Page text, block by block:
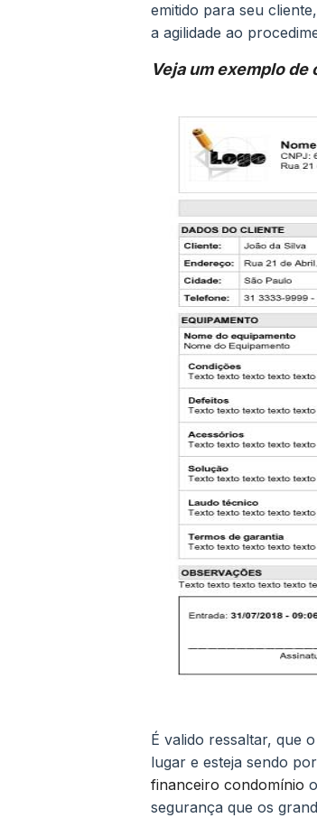
emitido para seu
a agilidade ao
Veja um exemplo
É valido ressaltar, que
lugar e esteja sendo
financeiro condomínio
segurança que os